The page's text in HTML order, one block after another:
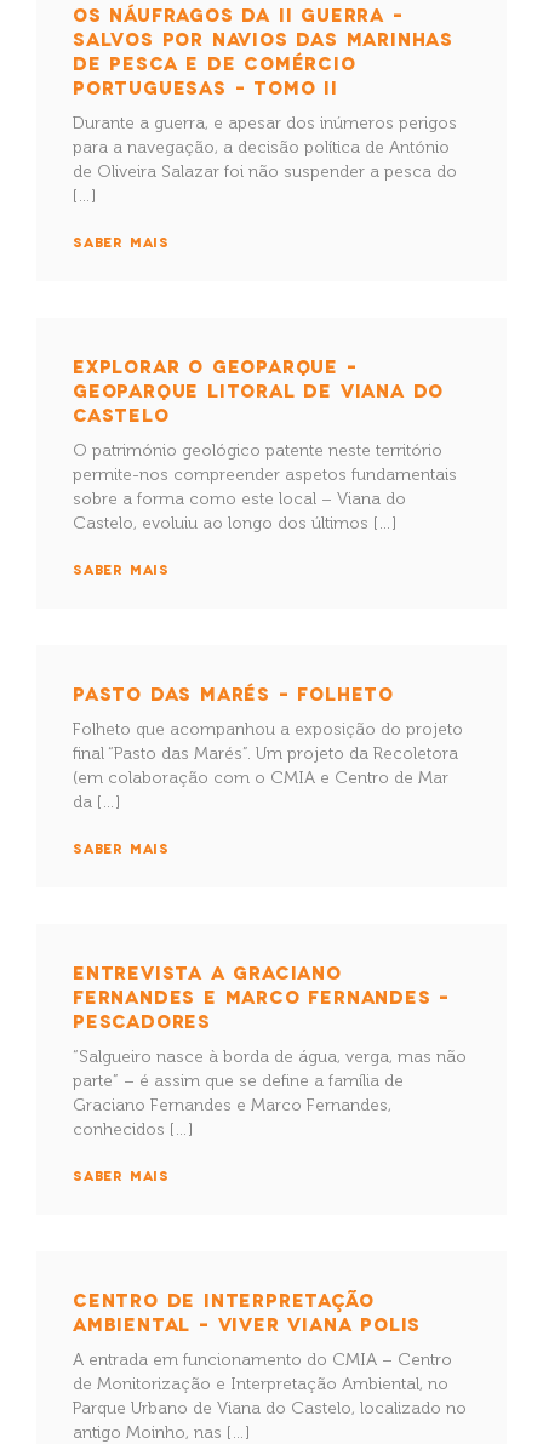
OS NÁUFRAGOS DA II GUERRA –
SALVOS POR NAVIOS DAS MARINHAS
DE PESCA E DE COMÉRCIO
PORTUGUESAS – TOMO II
Durante a guerra, e apesar dos inúmeros perigos
para a navegação, a decisão política de António
de Oliveira Salazar foi não suspender a pesca do
[…]
SABER MAIS
EXPLORAR O GEOPARQUE –
GEOPARQUE LITORAL DE VIANA DO
CASTELO
O património geológico patente neste território
permite-nos compreender aspetos fundamentais
sobre a forma como este local – Viana do
Castelo, evoluiu ao longo dos últimos […]
SABER MAIS
PASTO DAS MARÉS – FOLHETO
Folheto que acompanhou a exposição do projeto
final “Pasto das Marés”. Um projeto da Recoletora
(em colaboração com o CMIA e Centro de Mar
da […]
SABER MAIS
ENTREVISTA A GRACIANO
FERNANDES E MARCO FERNANDES –
PESCADORES
“Salgueiro nasce à borda de água, verga, mas não
parte” – é assim que se define a família de
Graciano Fernandes e Marco Fernandes,
conhecidos […]
SABER MAIS
CENTRO DE INTERPRETAÇÃO
AMBIENTAL – VIVER VIANA POLIS
A entrada em funcionamento do CMIA – Centro
de Monitorização e Interpretação Ambiental, no
Parque Urbano de Viana do Castelo, localizado no
antigo Moinho, nas […]